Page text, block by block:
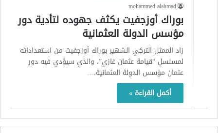
mohammed alahmad
بوراك أوزجفيت يكثف جهوده لتأدية دور
مؤسس الدولة العثمانية
زاد الممثل التركي الشهير بوراك أوزجفيت من استعداداته
لمسلسل “قيامة عثمان غازي”، والذي سيؤدي فيه دور
عثمان مؤسس الدولة العثمانية،…
أكمل القراءة »